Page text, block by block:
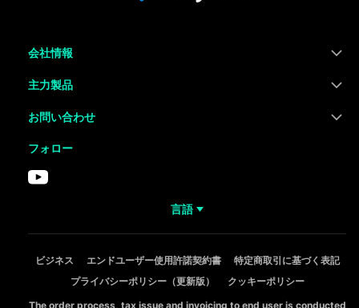
会社情報
主力製品
お問い合わせ
フォロー
言語
ビジネス エンドユーザー使用許諾契約書
特定商取引に基づく表記
プライバシーポリシー（更新版）
クッキーポリシー
The order process, tax issue and invoicing to end user is conducted